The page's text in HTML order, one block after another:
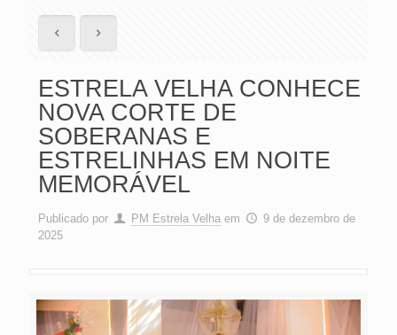
ESTRELA VELHA CONHECE
NOVA CORTE DE
SOBERANAS E
ESTRELINHAS EM NOITE
MEMORÁVEL
Publicado por PM Estrela Velha em
9 de dezembro de
2025